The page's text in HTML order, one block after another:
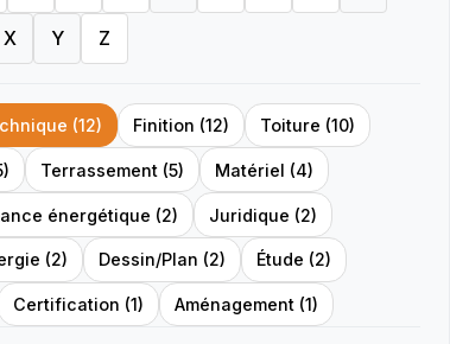
X Y Z
(12) Finition (12) Toiture (10)
Terrassement (5) Matériel (4)
énergétique (2) Juridique (2)
(2) Dessin/Plan (2) Étude (2)
Certification (1) Aménagement (1)